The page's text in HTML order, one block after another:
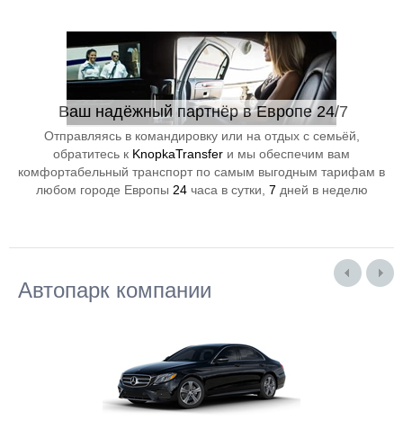
Ваш надёжный партнёр в Европе 24/7
Отправляясь в командировку или на отдых с семьёй,
обратитесь к KnopkaTransfer и мы обеспечим вам
комфортабельный транспорт по самым выгодным тарифам в
любом городе Европы 24часа в сутки, 7 дней в неделю
Автопарк компании